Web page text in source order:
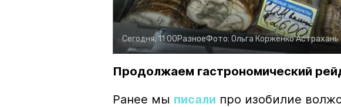
Сегодня, 11:00РазноеФото: Ольга КорженкоАстрахань
Продолжаем гастрономический
Ранее мы писали про изобилие